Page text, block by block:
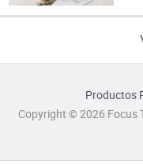
Productos
Copyright © 2026 Focus